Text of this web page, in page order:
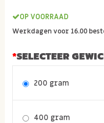
OP VOORRAAD
Werkdagen voor 16.00
SELECTEER
200 gram
400 gram